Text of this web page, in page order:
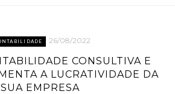
26/08/2022
CONSULTIVA E
A LUCRATIVIDADE DA
SUA EMPRESA